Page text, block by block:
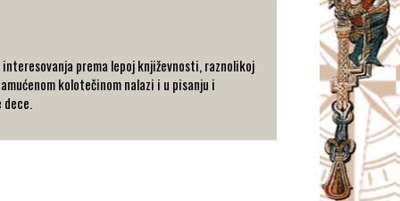
prema lepoj književnosti, raznolikoj
kolotečinom nalazi i u pisanju i
dece.